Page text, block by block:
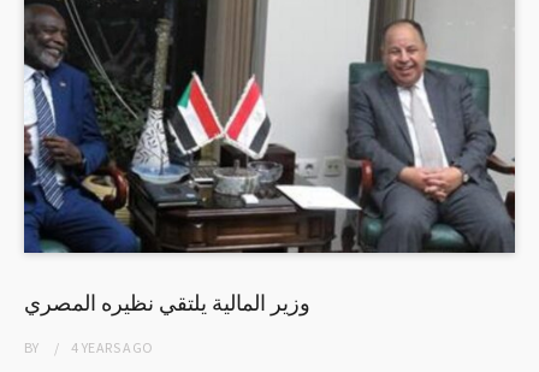
وزير المالية يلتقي نظيره المصري
BY 4 YEARSAGO